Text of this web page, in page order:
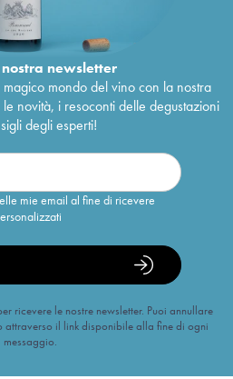
newsletter
mondo del vino con la nostra
novità, i resoconti delle degustazioni
degli esperti!
mie email al fine di ricevere
ricevere le nostre newsletter. Puoi annullare
attraverso il link disponibile alla fine di ogni
messaggio.